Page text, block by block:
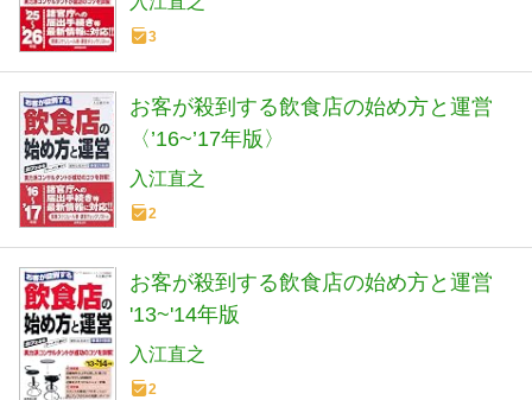
3
お客が殺到する飲食店の始め方と運営
〈’16~’17年版〉
入江直之
2
お客が殺到する飲食店の始め方と運営
'13~'14年版
入江直之
2